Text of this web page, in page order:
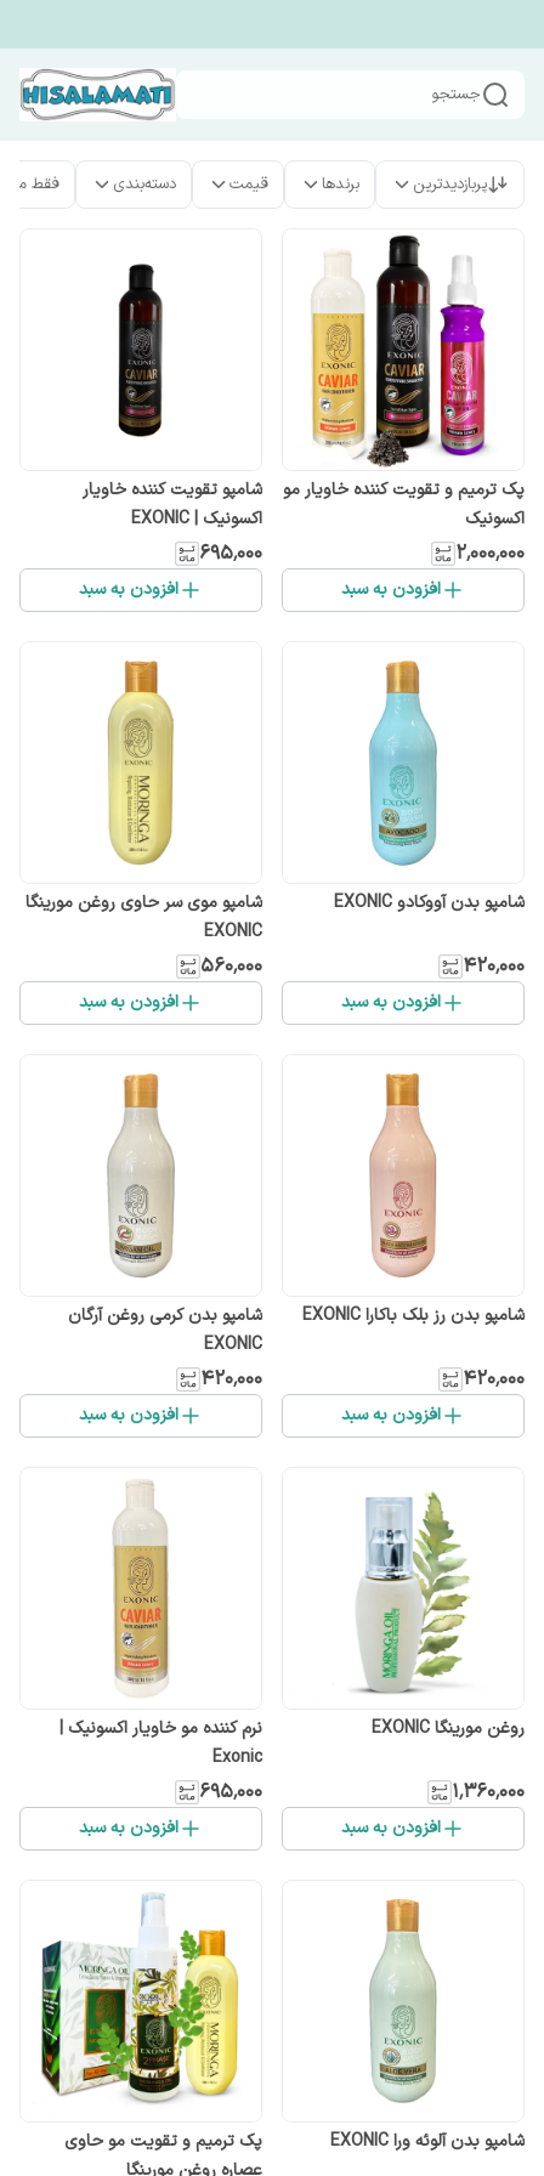
جستجو
پربازدیدترین برندها قیمت دسته‌بندی فقط
پک ترمیم و تقویت کننده خاویار مو
اکسونیک
۲٬۰۰۰٬۰۰۰
افزودن به سبد
شامپو تقویت کننده خاویار
اکسونیک | EXONIC
۶۹۵٬۰۰۰
افزودن به سبد
شامپو بدن آووکادو EXONIC
۴۲۰٬۰۰۰
افزودن به سبد
شامپو موی سر حاوی روغن مورینگا
EXONIC
۵۶۰٬۰۰۰
افزودن به سبد
شامپو بدن رز بلک باکارا EXONIC
۴۲۰٬۰۰۰
افزودن به سبد
شامپو بدن کرمی روغن آرگان
EXONIC
۴۲۰٬۰۰۰
افزودن به سبد
روغن مورینگا EXONIC
۱٬۳۶۰٬۰۰۰
افزودن به سبد
نرم کننده مو خاویار اکسونیک |
Exonic
۶۹۵٬۰۰۰
افزودن به سبد
شامپو بدن آلوئه ورا EXONIC
پک ترمیم و تقویت مو حاوی
عصاره روغن مورینگا